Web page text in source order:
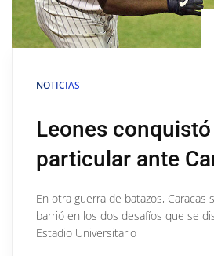
NOTICIAS
Leones
particular ante
En otra guerra de batazos, Caracas
barrió en los dos desafíos que se
Estadio Universitario